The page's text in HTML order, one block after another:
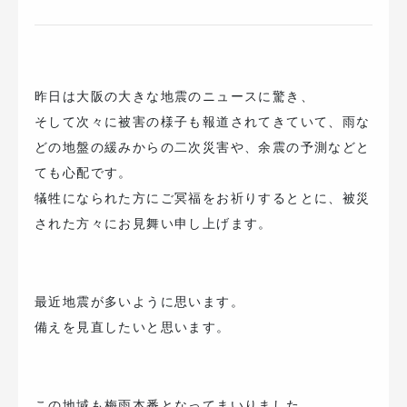
昨日は大阪の大きな地震のニュースに驚き、
そして次々に被害の様子も報道されてきていて、雨な
どの地盤の緩みからの二次災害や、余震の予測などと
ても心配です。
犠牲になられた方にご冥福をお祈りするととに、被災
された方々にお見舞い申し上げます。
最近地震が多いように思います。
備えを見直したいと思います。